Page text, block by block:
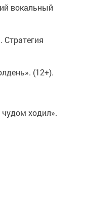
вокальный
(12+).
ходил».